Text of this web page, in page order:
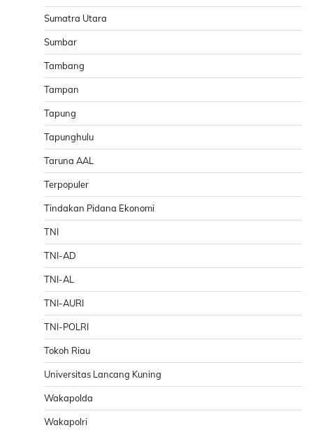
Sumatra Utara
Sumbar
Tambang
Tampan
Tapung
Tapunghulu
Taruna AAL
Terpopuler
Tindakan Pidana Ekonomi
TNI
TNI-AD
TNI-AL
TNI-AURI
TNI-POLRI
Tokoh Riau
Universitas Lancang Kuning
Wakapolda
Wakapolri